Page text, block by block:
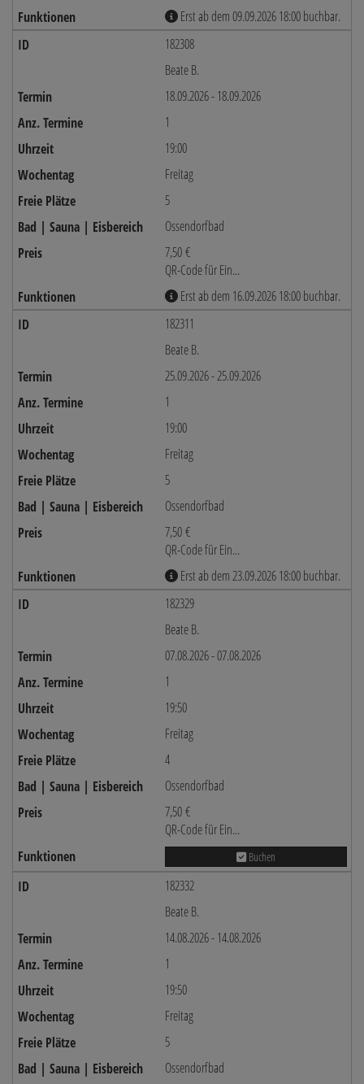
Erst ab dem 09.09.2026 18:00 buchbar.
182308
Beate B.
18.09.2026 - 18.09.2026
1
19:00
Freitag
5
Ossendorfbad
7,50 €
QR-Code für Ein...
Erst ab dem 16.09.2026 18:00 buchbar.
182311
Beate B.
25.09.2026 - 25.09.2026
1
19:00
Freitag
5
Ossendorfbad
7,50 €
QR-Code für Ein...
Erst ab dem 23.09.2026 18:00 buchbar.
182329
Beate B.
07.08.2026 - 07.08.2026
1
19:50
Freitag
4
Ossendorfbad
7,50 €
QR-Code für Ein...
Buchen
182332
Beate B.
14.08.2026 - 14.08.2026
1
19:50
Freitag
5
Ossendorfbad